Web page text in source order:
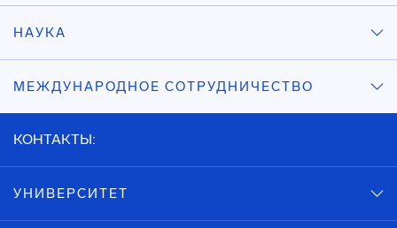
НАУКА
МЕЖДУНАРОДНОЕ СОТРУДНИЧЕСТВО
КОНТАКТЫ:
УНИВЕРСИТЕТ